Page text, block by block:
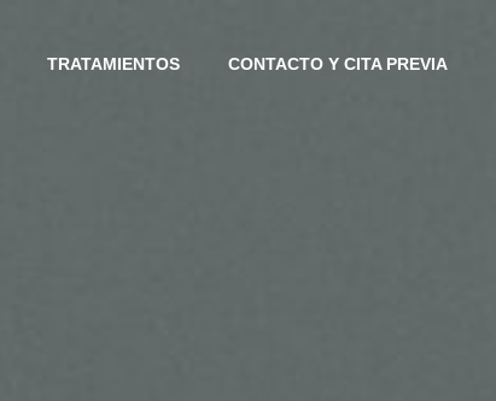
TRATAMIENTOS CONTACTO Y CITA PREVIA